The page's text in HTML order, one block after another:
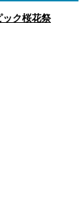
ク桜花祭